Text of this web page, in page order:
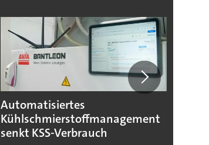
Automatisiertes
Kühlschmierstoffmanagement
senkt KSS-Verbrauch